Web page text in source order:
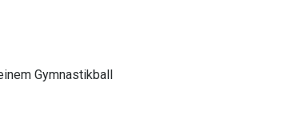
Gymnastikball